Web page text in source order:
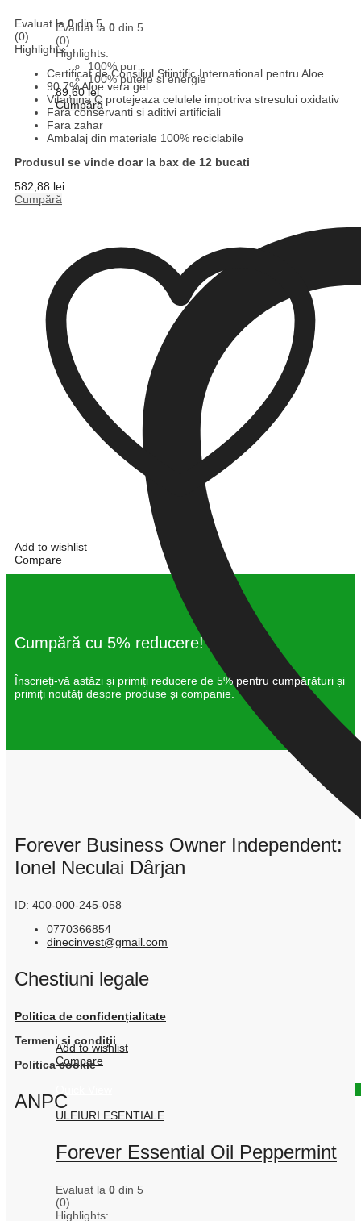
Evaluat la 0 din 5
(0)
Highlights:
100% pur
100% putere si energie
89,60lei
Cumpără
Add to wishlist
Compare
ULEIURI ESENTIALE
Forever Essential Oil Peppermint
Evaluat la 0 din 5
(0)
Highlights:
Evaluat la0din 5
(0)
Highlights:
Certificat de Consiliul Stiintific International pentru Aloe
90.7% Aloe vera gel
Vitamina C protejeaza celulele impotriva stresului oxidativ
Fara conservanti si aditivi artificiali
Fara zahar
Ambalaj din materiale 100% reciclabile
Produsul se vinde doar la bax de 12 bucati
582,88 lei
Cumpără
Add to wishlist
Compare
Cumpără cu 5% reducere!
Înscrieți-vă astăzi și primiți reducere de 5% pentru cumpărături și
primiți noutăți despre produse și companie.
Forever Business Owner Independent:
Ionel Neculai Dârjan
ID: 400-000-245-058
0770366854
dinecinvest@gmail.com
Chestiuni legale
Politica de confidențialitate
Termeni și condiții
Politica cookie
ANPC